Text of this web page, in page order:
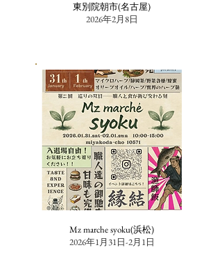
東別院朝市(名古屋)
2026年2月8日
Mz marche syoku(浜松)
2026年1月31日-2月1日